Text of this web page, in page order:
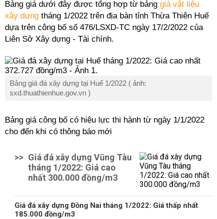
Bảng giá dưới đây được tổng hợp từ bảng giá vật liệu
xây dựng tháng 1/2022 trên địa bàn tỉnh Thừa Thiên Huế
dựa trên công bố số 476/LSXD-TC ngày 17/2/2022 của
Liên Sở Xây dựng - Tài chính.
Bảng giá đá xây dựng tại Huế 1/2022 ( ảnh:
sxd.thuathienhue.gov.vn )
Bảng giá công bố có hiệu lực thi hành từ ngày 1/1/2022
cho đến khi có thông báo mới
>> Giá đá xây dựng Vũng Tàu
tháng 1/2022: Giá cao
nhất 300.000 đồng/m3
Giá đá xây dựng Đồng Nai tháng 1/2022: Giá thấp nhất
185.000 đồng/m3